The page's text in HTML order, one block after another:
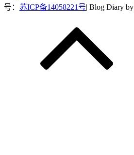
号： 苏ICP备14058221号| Blog Diary by